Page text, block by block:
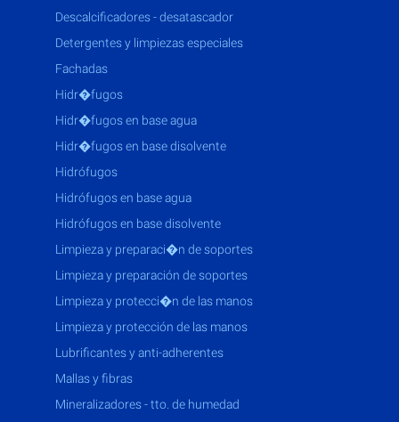
descalcificadores - desatascador
detergentes y limpiezas especiales
fachadas
hidr�fugos
hidr�fugos en base agua
hidr�fugos en base disolvente
hidrófugos
hidrófugos en base agua
hidrófugos en base disolvente
limpieza y preparaci�n de soportes
limpieza y preparación de soportes
limpieza y protecci�n de las manos
limpieza y protección de las manos
lubrificantes y anti-adherentes
mallas y fibras
mineralizadores - tto. de humedad